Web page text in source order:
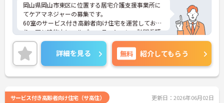
岡山県岡山市東区に位置する居宅介護支援事業所に
てケアマネジャーの募集です。
60室のサービス付き高齢者向け住宅を運営してお
り、同じ建物内にヘルパーステーション・訪問看護
ステーション・居宅介護支援事業所がございます。
マイカー通勤可能でご通勤も便利です♪
ご興味のある方には、面接対策ポイントなど、さら
に詳細をお話しいたしますのでお気軽にご相談くだ
さい！
詳細を見る 無料 紹介してもらう
サービス付き高齢者向け住宅（サ高住） 更新日：2026年06月02日